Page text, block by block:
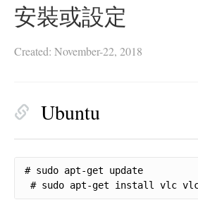
安裝或設定
Created: November-22, 2018
Ubuntu
# sudo apt-get update
# sudo apt-get install vlc